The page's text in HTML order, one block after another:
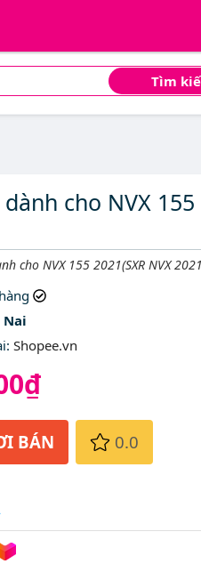
Tìm
cho NVX 155
cho NVX 155 2021(SXR NVX
: Shopee.vn
BÁN 0.0